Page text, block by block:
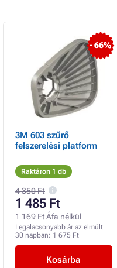
- 66%
3M 603 szűrő
felszerelési platform
Raktáron 1 db
4 350 Ft
1 485 Ft
1 169 Ft Áfa nélkül
Legalacsonyabb ár az elmúlt
30 napban: 1 675 Ft
Kosárba